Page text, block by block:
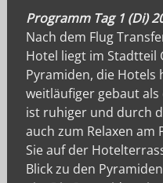
Programm Tag 1 (Di)
Nach dem Flug
Hotel liegt im Stadtteil
Pyramiden, die
weitläufiger gebaut
ist ruhiger und durch
auch zum Relaxen am
Sie auf der
Blick zu den